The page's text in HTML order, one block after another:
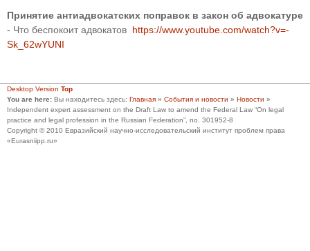
Принятие антиадвокатских поправок в закон об адвокатуре
- Что беспокоит адвокатов https://www.youtube.com/watch?v=-
Sk_62wYUNI
Desktop Version Top
You are here: Вы находитесь здесь: Главная » События и новости » Новости »
Independent expert assessment on the Draft Law to amend the Federal Law “On legal
practice and legal profession in the Russian Federation”, no. 301952-8
Copyright © 2010 Евразийский научно-исследовательский институт проблем права
«Eurasniipp.ru»